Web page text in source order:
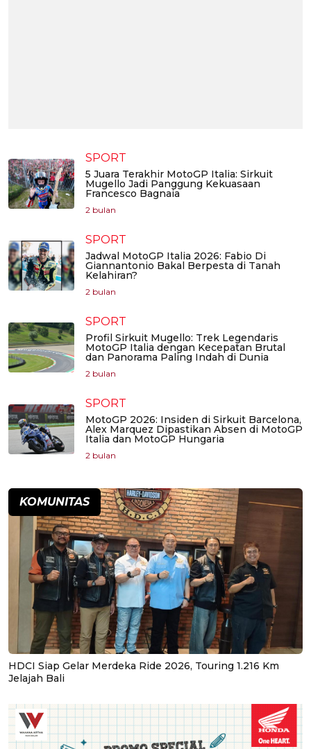
SPORT
5 Juara Terakhir MotoGP Italia: Sirkuit
Mugello Jadi Panggung Kekuasaan
Francesco Bagnaia
2 bulan
SPORT
Jadwal MotoGP Italia 2026: Fabio Di
Giannantonio Bakal Berpesta di Tanah
Kelahiran?
2 bulan
SPORT
Profil Sirkuit Mugello: Trek Legendaris
MotoGP Italia dengan Kecepatan Brutal
dan Panorama Paling Indah di Dunia
2 bulan
SPORT
MotoGP 2026: Insiden di Sirkuit Barcelona,
Alex Marquez Dipastikan Absen di MotoGP
Italia dan MotoGP Hungaria
2 bulan
KOMUNITAS
HDCI Siap Gelar Merdeka Ride 2026, Touring 1.216 Km
Jelajah Bali